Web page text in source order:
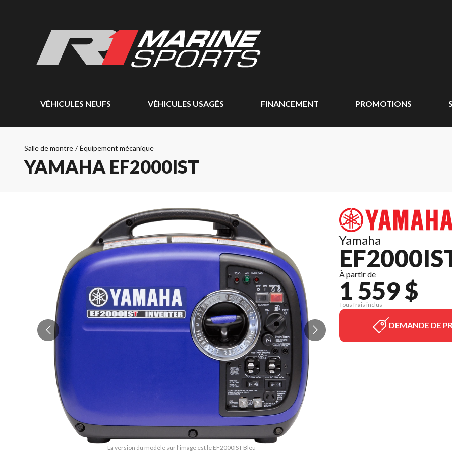
VÉHICULES NEUFS VÉHICULES USAGÉS FINANCEMENT PROMOTIONS
Salle de montre / Équipement mécanique
YAMAHA EF2000IST
La version du modèle sur l'image est le EF2000IST Bleu
Yamaha
À partir de
1 559 $
Tous frais inclus
DEMANDE DE